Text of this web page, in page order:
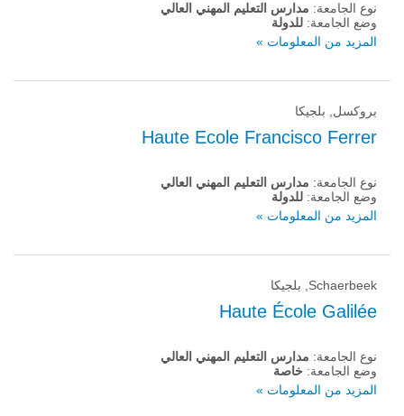
نوع الجامعة: مدارس التعليم المهني العالي
وضع الجامعة: للدولة
المزيد من المعلومات »
بروكسل, بلجيكا
Haute Ecole Francisco Ferrer
نوع الجامعة: مدارس التعليم المهني العالي
وضع الجامعة: للدولة
المزيد من المعلومات »
Schaerbeek, بلجيكا
Haute École Galilée
نوع الجامعة: مدارس التعليم المهني العالي
وضع الجامعة: خاصة
المزيد من المعلومات »